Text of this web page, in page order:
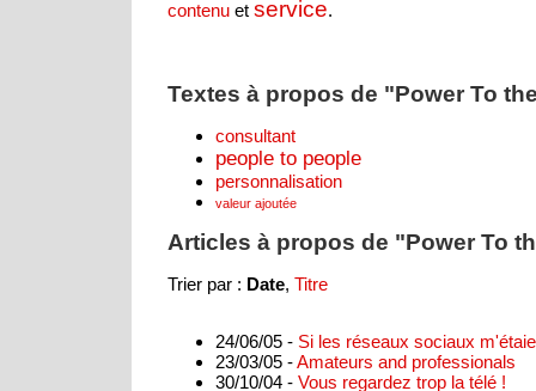
contenu et service.
Textes à propos de "Power To
consultant
people to people
personnalisation
valeur ajoutée
Articles à propos de "Power To
Trier par : Date, Titre
24/06/05 - Si les réseaux sociaux
23/03/05 -Amateurs and professionals
30/10/04 - Vous regardez trop la télé !